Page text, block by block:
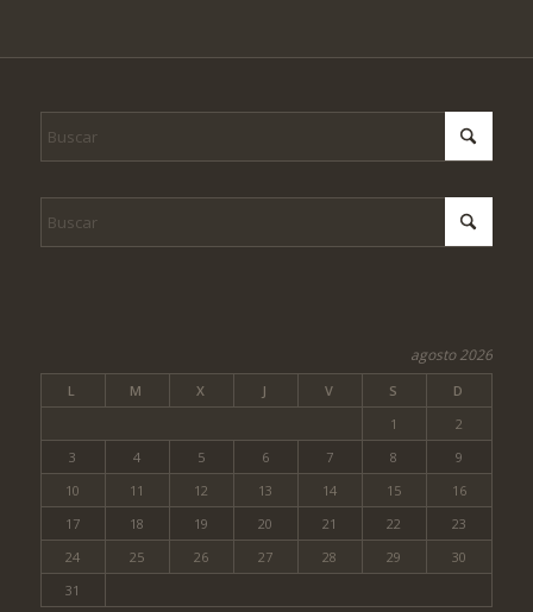
agosto 2026
L M X J V S
D
1
2
3
4 5 6 7 8
9
10
11 12 13 14 15
16
17
18 19 20 21 22
23
24
25 26 27 28 29
30
31